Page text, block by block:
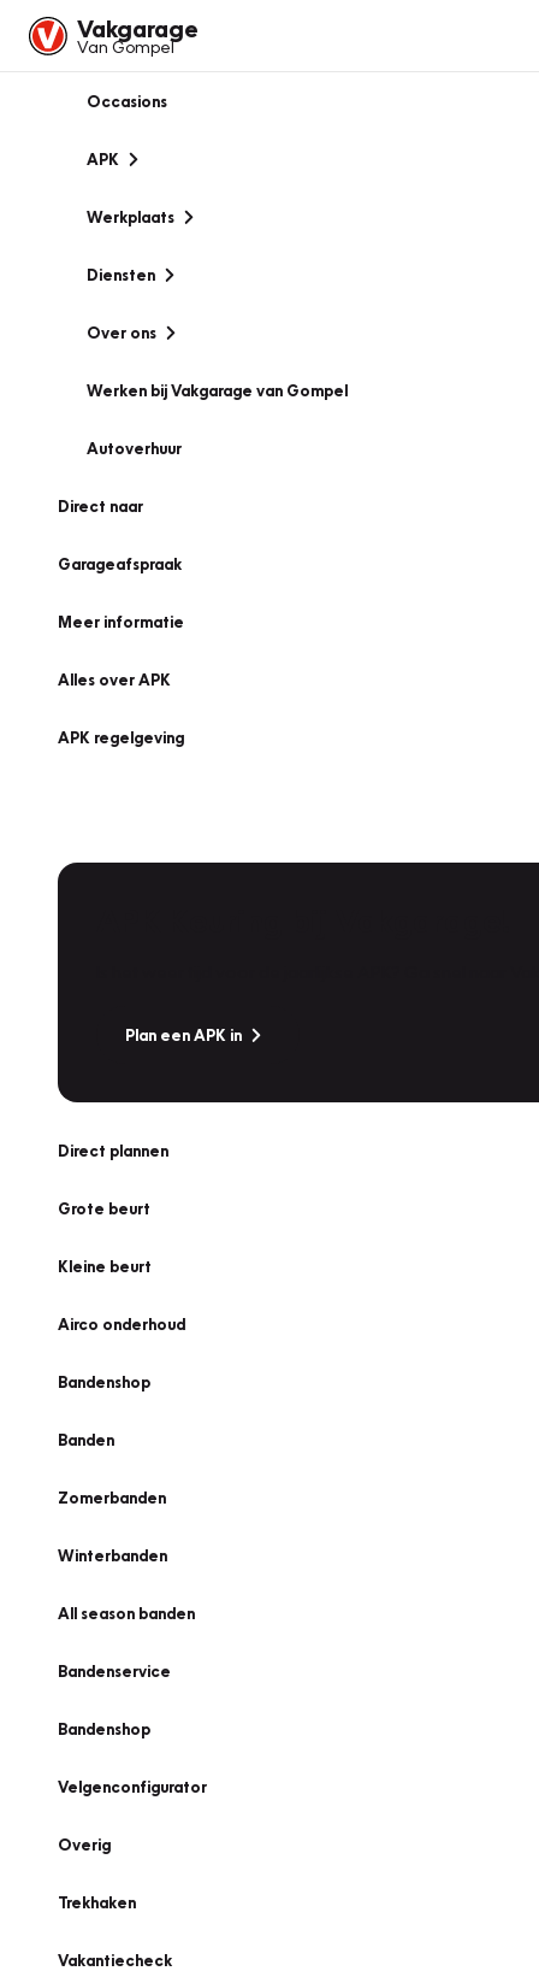
Vakgarage
Van Gompel
Occasions
APK
Werkplaats
Diensten
Over ons
Werken bij Vakgarage van Gompel
Autoverhuur
Direct naar
Garageafspraak
Meer informatie
Alles over APK
APK regelgeving
Plan een APK in
Direct plannen
Grote beurt
Kleine beurt
Airco onderhoud
Bandenshop
Banden
Zomerbanden
Winterbanden
All season banden
Bandenservice
Bandenshop
Velgenconfigurator
Overig
Trekhaken
Vakantiecheck